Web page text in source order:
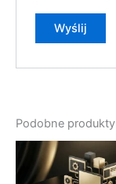
Podobne produkty